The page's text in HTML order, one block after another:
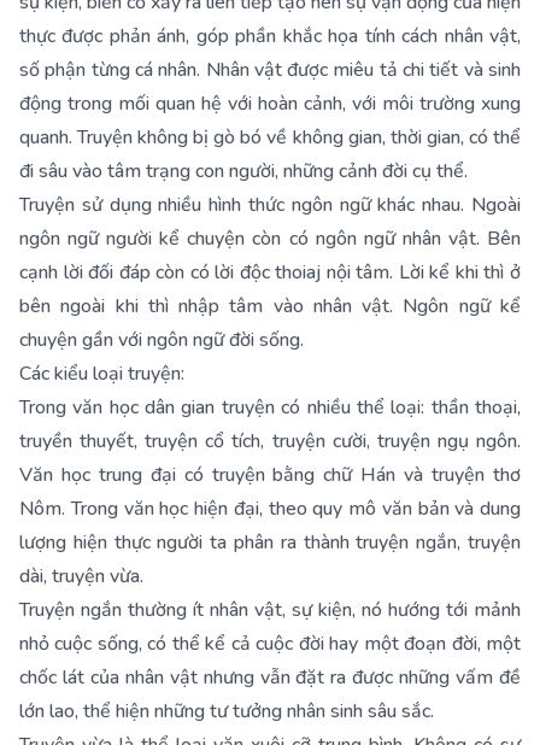
thực được phản ánh, góp phần khắc họa tính cách nhân vật,
số phận từng cá nhân. Nhân vật được miêu tả chi tiết và sinh
động trong mối quan hệ với hoàn cảnh, với môi trường xung
quanh. Truyện không bị gò bó về không gian, thời gian, có thể
đi sâu vào tâm trạng con người, những cảnh đời cụ thể.
Truyện sử dụng nhiều hình thức ngôn ngữ khác nhau. Ngoài
ngôn ngữ người kể chuyện còn có ngôn ngữ nhân vật. Bên
cạnh lời đối đáp còn có lời độc thoiaj nội tâm. Lời kể khi thì ở
bên ngoài khi thì nhập tâm vào nhân vật. Ngôn ngữ kể
chuyện gần với ngôn ngữ đời sống.
Các kiểu loại truyện:
Trong văn học dân gian truyện có nhiều thể loại: thần thoại,
truyền thuyết, truyện cổ tích, truyện cười, truyện ngụ ngôn.
Văn học trung đại có truyện bằng chữ Hán và truyện thơ
Nôm. Trong văn học hiện đại, theo quy mô văn bản và dung
lượng hiện thực người ta phân ra thành truyện ngắn, truyện
dài, truyện vừa.
Truyện ngắn thường ít nhân vật, sự kiện, nó hướng tới mảnh
nhỏ cuộc sống, có thể kể cả cuộc đời hay một đoạn đời, một
chốc lát của nhân vật nhưng vẫn đặt ra được những vấm đề
lớn lao, thể hiện những tư tưởng nhân sinh sâu sắc.